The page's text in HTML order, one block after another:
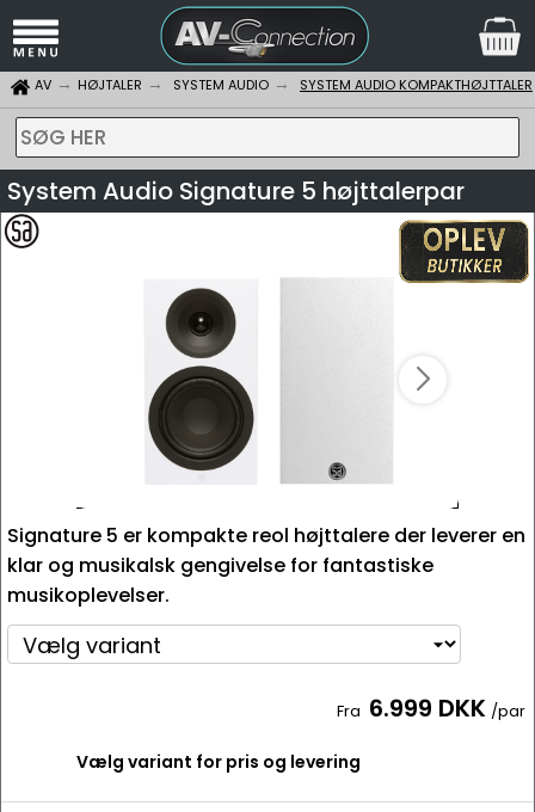
AV HØJTALER SYSTEM AUDIO SYSTEM AUDIO KOMPAKTHØJTTALER
SØG HER
System Audio Signature 5 højttalerpar
Signature 5 er kompakte reol højttalere der leverer en
klar og musikalsk gengivelse for fantastiske
musikoplevelser.
Fra 6.999 DKK /par
Vælg variant for pris og levering